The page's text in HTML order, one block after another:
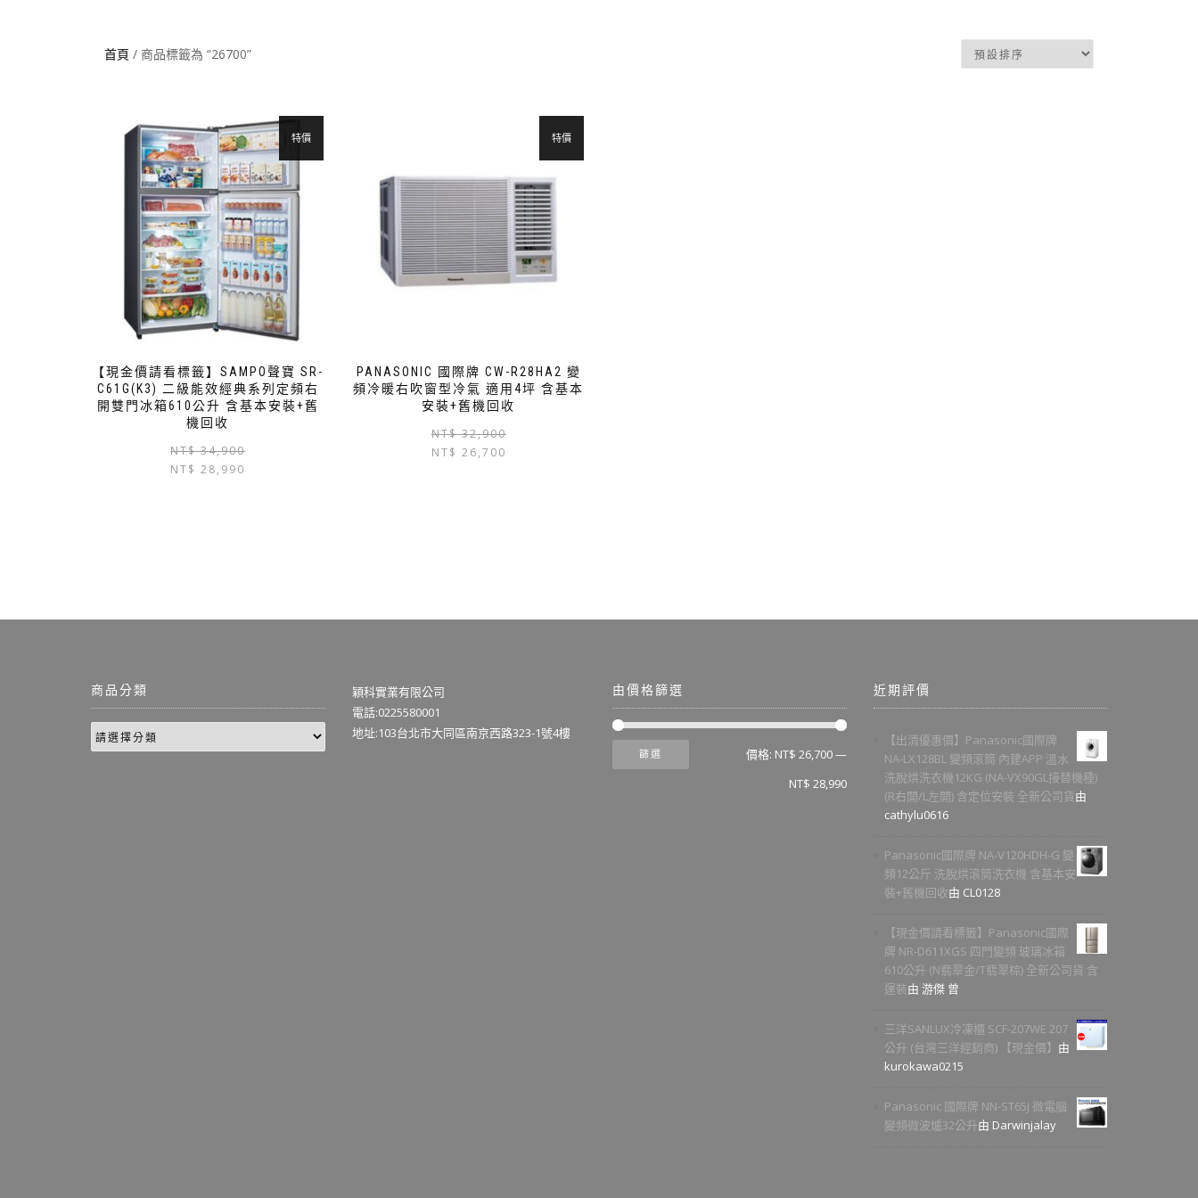
首頁 / 商品標籤為 “26700”
【現金價請看標籤】SAMPO聲寶 SR-
C61G(K3) 二級能效經典系列定頻右
開雙門冰箱610公升 含基本安裝+舊
機回收
特價
NT$34,900
NT$ 28,990
PANASONIC 國際牌 CW-R28HA2 變
頻冷暖右吹窗型冷氣 適用4坪 含基本
安裝+舊機回收
特價
NT$32,900
NT$ 26,700
商品分類
穎科實業有限公司
電話:0225580001
地址:103台北市大同區南京西路323-1號4樓
由價格篩選
篩選 價格: NT$ 26,700—
NT$ 28,990
近期評價
【出清優惠價】Panasonic國際牌
NA-LX128BL 變頻滾筒 內建APP 溫水
洗脫烘洗衣機12KG (NA-VX90GL接替機種)
(R右開/L左開) 含定位安裝 全新公司貨由
cathylu0616
Panasonic國際牌 NA-V120HDH-G 變
頻12公斤 洗脫烘滾筒洗衣機 含基本安
裝+舊機回收由 CL0128
【現金價請看標籤】Panasonic國際
牌 NR-D611XGS 四門變頻 玻璃冰箱
610公升 (N翡翠金/T翡翠棕) 全新公司貨 含
運裝由 游傑 曾
三洋SANLUX冷凍櫃 SCF-207WE 207
公升 (台灣三洋經銷商) 【現金價】 由
kurokawa0215
Panasonic 國際牌 NN-ST65J 微電腦
變頻微波爐32公升由 Darwinjalay